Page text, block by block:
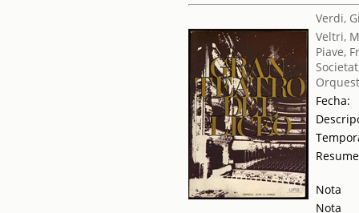
Verdi,
Veltri,
Piave,
Fecha:
Nota
Nota